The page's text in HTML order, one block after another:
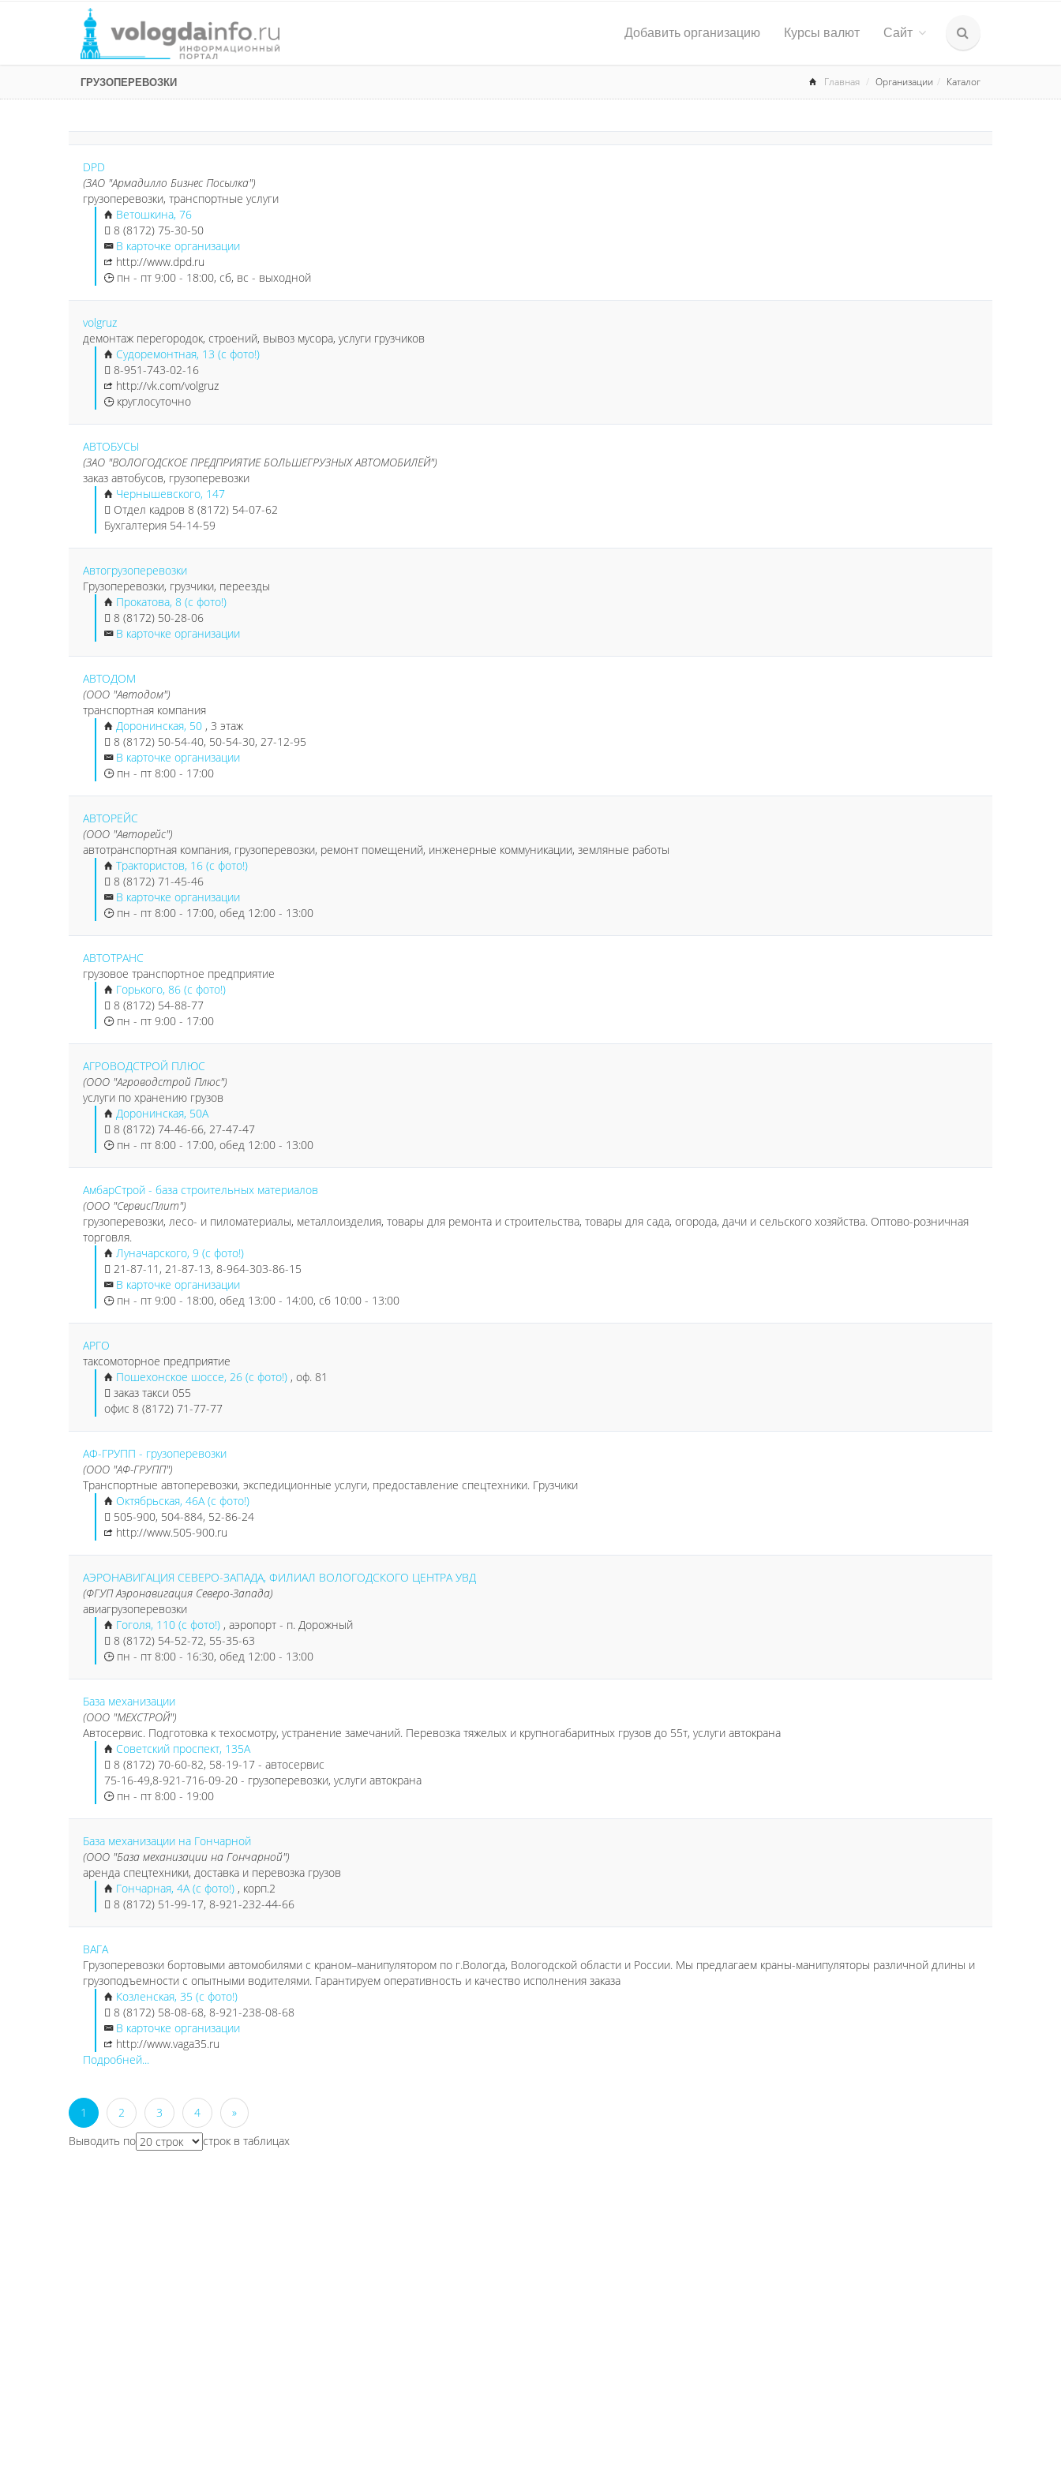
Добавить организацию Курсы валют Сайт
ГРУЗОПЕРЕВОЗКИ Главная Организации Каталог
DPD
(ЗАО "Армадилло Бизнес Посылка")
грузоперевозки, транспортные услуги
Ветошкина, 76
8 (8172) 75-30-50
В карточке организации
http://www.dpd.ru
пн - пт 9:00 - 18:00, сб, вс - выходной
volgruz
демонтаж перегородок, строений, вывоз мусора, услуги грузчиков
Судоремонтная, 13 (с фото!)
8-951-743-02-16
http://vk.com/volgruz
круглосуточно
АВТОБУСЫ
(ЗАО "ВОЛОГОДСКОЕ ПРЕДПРИЯТИЕ БОЛЬШЕГРУЗНЫХ АВТОМОБИЛЕЙ")
заказ автобусов, грузоперевозки
Чернышевского, 147
Отдел кадров 8 (8172) 54-07-62
Бухгалтерия 54-14-59
Автогрузоперевозки
Грузоперевозки, грузчики, переезды
Прокатова, 8 (с фото!)
8 (8172) 50-28-06
В карточке организации
АВТОДОМ
(ООО "Автодом")
транспортная компания
Доронинская, 50 , 3 этаж
8 (8172) 50-54-40, 50-54-30, 27-12-95
В карточке организации
пн - пт 8:00 - 17:00
АВТОРЕЙС
(ООО "Авторейс")
автотранспортная компания, грузоперевозки, ремонт помещений, инженерные коммуникации, земляные работы
Трактористов, 16 (с фото!)
8 (8172) 71-45-46
В карточке организации
пн - пт 8:00 - 17:00, обед 12:00 - 13:00
АВТОТРАНС
грузовое транспортное предприятие
Горького, 86 (с фото!)
8 (8172) 54-88-77
пн - пт 9:00 - 17:00
АГРОВОДСТРОЙ ПЛЮС
(ООО "Агроводстрой Плюс")
услуги по хранению грузов
Доронинская, 50А
8 (8172) 74-46-66, 27-47-47
пн - пт 8:00 - 17:00, обед 12:00 - 13:00
АмбарСтрой - база строительных материалов
(ООО "СервисПлит")
грузоперевозки, лесо- и пиломатериалы, металлоизделия, товары для ремонта и строительства, товары для сада, огорода, дачи и сельского хозяйства. Оптово-розничная
торговля.
Луначарского, 9 (с фото!)
21-87-11, 21-87-13, 8-964-303-86-15
В карточке организации
пн - пт 9:00 - 18:00, обед 13:00 - 14:00, сб 10:00 - 13:00
АРГО
таксомоторное предприятие
Пошехонское шоссе, 26 (с фото!) , оф. 81
заказ такси 055
офис 8 (8172) 71-77-77
АФ-ГРУПП - грузоперевозки
(ООО "АФ-ГРУПП")
Транспортные автоперевозки, экспедиционные услуги, предоставление спецтехники. Грузчики
Октябрьская, 46А (с фото!)
505-900, 504-884, 52-86-24
http://www.505-900.ru
АЭРОНАВИГАЦИЯ СЕВЕРО-ЗАПАДА, ФИЛИАЛ ВОЛОГОДСКОГО ЦЕНТРА УВД
(ФГУП Аэронавигация Северо-Запада)
авиагрузоперевозки
Гоголя, 110 (с фото!) , аэропорт - п. Дорожный
8 (8172) 54-52-72, 55-35-63
пн - пт 8:00 - 16:30, обед 12:00 - 13:00
База механизации
(ООО "МЕХСТРОЙ")
Автосервис. Подготовка к техосмотру, устранение замечаний. Перевозка тяжелых и крупногабаритных грузов до 55т, услуги автокрана
Советский проспект, 135А
8 (8172) 70-60-82, 58-19-17 - автосервис
75-16-49,8-921-716-09-20 - грузоперевозки, услуги автокрана
пн - пт 8:00 - 19:00
База механизации на Гончарной
(ООО "База механизации на Гончарной")
аренда спецтехники, доставка и перевозка грузов
Гончарная, 4А (с фото!) , корп.2
8 (8172) 51-99-17, 8-921-232-44-66
ВАГА
Грузоперевозки бортовыми автомобилями с краном–манипулятором по г.Вологда, Вологодской области и России. Мы предлагаем краны-манипуляторы различной длины и
грузоподъемности с опытными водителями. Гарантируем оперативность и качество исполнения заказа
Козленская, 35 (с фото!)
8 (8172) 58-08-68, 8-921-238-08-68
В карточке организации
http://www.vaga35.ru
Подробней...
1 2 3 4
»
Выводить по
строк в таблицах